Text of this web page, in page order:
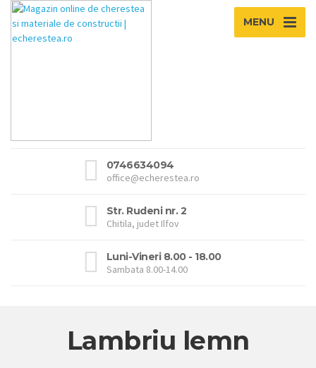
MENU
0746634094
office@echerestea.ro
Str. Rudeni nr. 2
Chitila, judet Ilfov
Luni-Vineri 8.00 - 18.00
Sambata 8.00-14.00
Lambriu lemn